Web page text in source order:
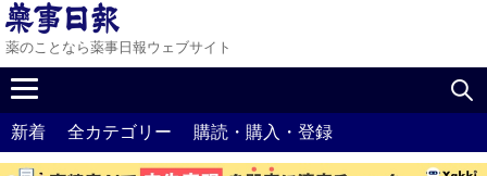
薬のことなら薬事日報ウェブサイト
新着 全カテゴリー 購読・購入・登録